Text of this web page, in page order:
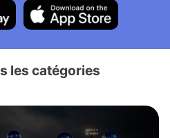
les catégories